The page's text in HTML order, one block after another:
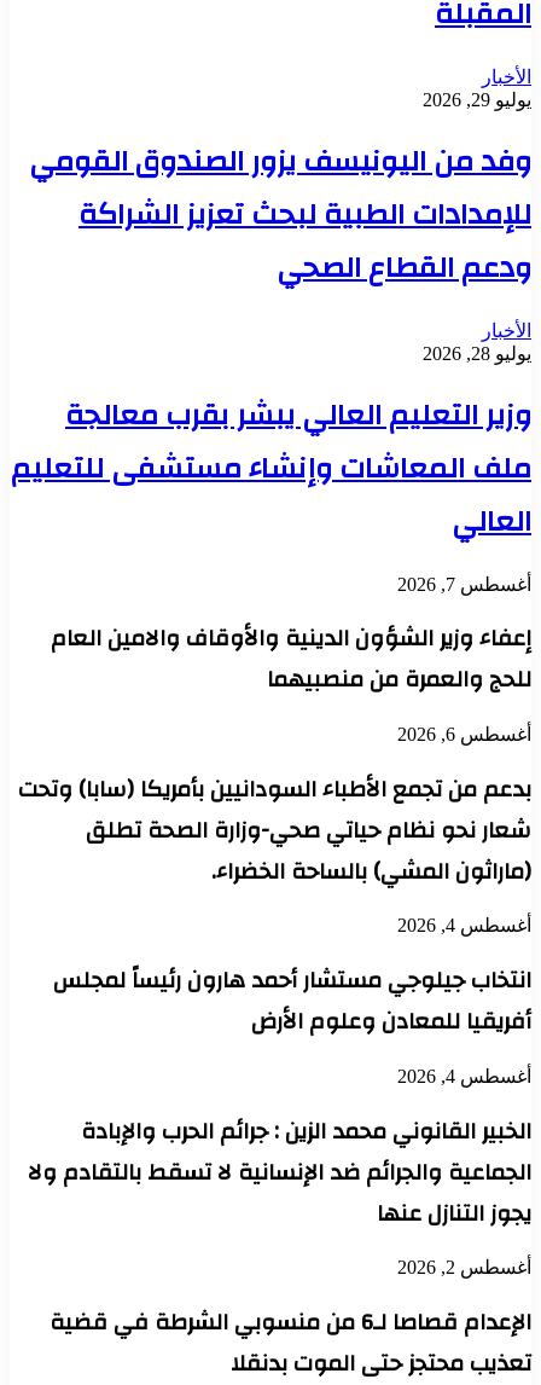
المقبلة
الأخبار
يوليو 29, 2026
وفد من اليونيسف يزور الصندوق القومي
للإمدادات الطبية لبحث تعزيز الشراكة
ودعم القطاع الصحي
الأخبار
يوليو 28, 2026
وزير التعليم العالي يبشر بقرب معالجة
ملف المعاشات وإنشاء مستشفى للتعليم
العالي
أغسطس 7, 2026
إعفاء وزير الشؤون الدينية والأوقاف والامين العام
للحج والعمرة من منصبيهما
أغسطس 6, 2026
بدعم من تجمع الأطباء السودانيين بأمريكا (سابا) وتحت
شعار نحو نظام حياتي صحي-وزارة الصحة تطلق
(ماراثون المشي) بالساحة الخضراء.
أغسطس 4, 2026
انتخاب جيلوجي مستشار أحمد هارون رئيساً لمجلس
أفريقيا للمعادن وعلوم الأرض
أغسطس 4, 2026
الخبير القانوني محمد الزين : جرائم الحرب والإبادة
الجماعية والجرائم ضد الإنسانية لا تسقط بالتقادم ولا
يجوز التنازل عنها
أغسطس 2, 2026
الإعدام قصاصا لـ6 من منسوبي الشرطة في قضية
تعذيب محتجز حتى الموت بدنقلا